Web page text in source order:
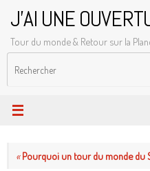
contenu
J'AI UNE
Tour du monde & Retour sur la
«Pourquoi un tour du monde du